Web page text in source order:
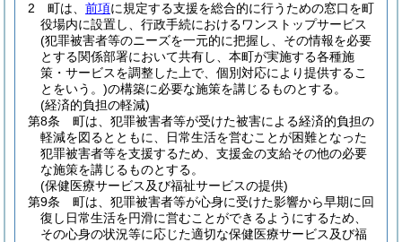
2
町は、 前項に規定する支援を総合的に行うための窓口を町
役場内に設置し、行政手続におけるワンストップサービス
(犯罪被害者等のニーズを一元的に把握し、その情報を必要
とする関係部署において共有し、本町が実施する各種施
策・サービスを調整した上で、個別対応により提供するこ
とをいう。)の構築に必要な施策を講じるものとする。
(経済的負担の軽減)
第8条
町は、犯罪被害者等が受けた被害による経済的負担の
軽減を図るとともに、日常生活を営むことが困難となった
犯罪被害者等を支援するため、支援金の支給その他の必要
な施策を講じるものとする。
(保健医療サービス及び福祉サービスの提供)
第9条
町は、犯罪被害者等が心身に受けた影響から早期に回
復し日常生活を円滑に営むことができるようにするため、
その心身の状況等に応じた適切な保健医療サービス及び福